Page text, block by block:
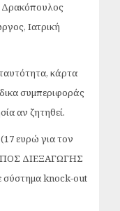
Ιατρική
κάρτα
συμπεριφοράς
αν ζητηθεί.
ευρώ για τον
ΔΙΕΞΑΓΩΓΗΣ
σύστημα knock-out